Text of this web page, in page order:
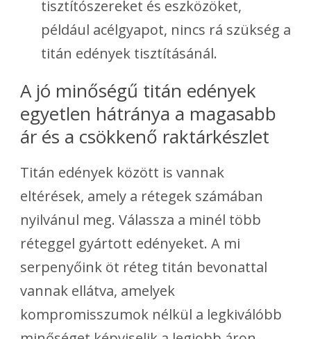
tisztítószereket és eszközöket,
például acélgyapot, nincs rá szükség a
titán edények tisztításánál.
A jó minőségű titán edények
egyetlen hátránya a magasabb
ár és a csökkenő raktárkészlet
Titán edények között is vannak
eltérések, amely a rétegek számában
nyilvánul meg. Válassza a minél több
réteggel gyártott edényeket. A mi
serpenyőink öt réteg titán bevonattal
vannak ellátva, amelyek
kompromisszumok nélkül a legkiválóbb